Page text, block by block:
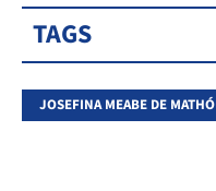
TAGS
JOSEFINA MEABE DE MATHÓ